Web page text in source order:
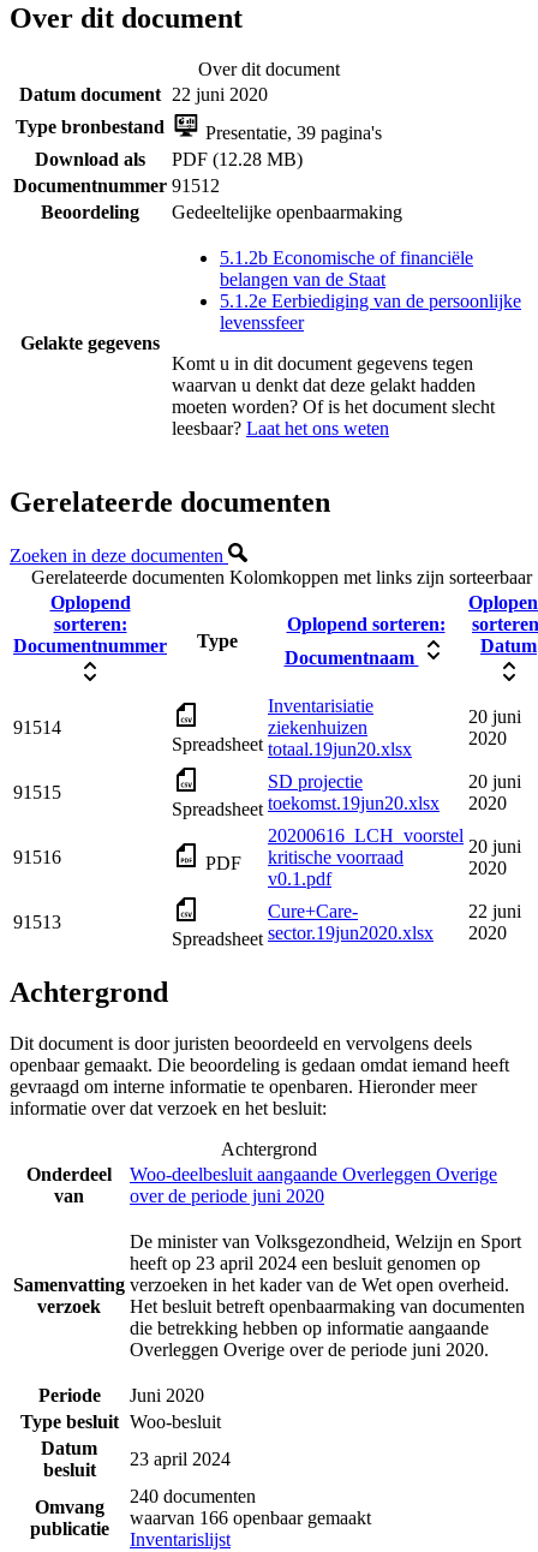
Over dit document
Over dit document
Datum document 22 juni 2020
Type bronbestand
Presentatie, 39 pagina's
Download als
PDF (12.28 MB)
Documentnummer 91512
Beoordeling
Gedeeltelijke openbaarmaking
Gelakte gegevens
5.1.2b Economische of financiële
belangen van de Staat
5.1.2e Eerbiediging van de persoonlijke
levenssfeer
Komt u in dit document gegevens tegen
waarvan u denkt dat deze gelakt hadden
moeten worden? Of is het document slecht
leesbaar? Laat het ons weten
Gerelateerde documenten
Zoeken in deze documenten
Gerelateerde documenten Kolomkoppen met links zijn sorteerbaar
Oplopend
sorteren:
Documentnummer
Type
Oplopend sorteren:
Documentnaam
Datum
91514
Spreadsheet
Inventarisiatie
ziekenhuizen
totaal.19jun20.xlsx
20 juni
2020
91515
Spreadsheet
SD projectie
toekomst.19jun20.xlsx
20 juni
2020
91516 PDF
20200616_LCH_voorstel
kritische voorraad
v0.1.pdf
20 juni
2020
91513
Spreadsheet
Cure+Care-
sector.19jun2020.xlsx
22 juni
2020
Achtergrond
Dit document is door juristen beoordeeld en vervolgens deels
openbaar gemaakt. Die beoordeling is gedaan omdat iemand heeft
gevraagd om interne informatie te openbaren. Hieronder meer
informatie over dat verzoek en het besluit:
Achtergrond
Onderdeel
van
Woo-deelbesluit aangaande Overleggen Overige
over de periode juni 2020
Samenvatting
verzoek
De minister van Volksgezondheid, Welzijn en Sport
heeft op 23 april 2024 een besluit genomen op
verzoeken in het kader van de Wet open overheid.
Het besluit betreft openbaarmaking van documenten
die betrekking hebben op informatie aangaande
Overleggen Overige over de periode juni 2020.
Periode
Juni 2020
Type besluit Woo-besluit
Datum
besluit
23 april 2024
Omvang
publicatie
240 documenten
waarvan 166 openbaar gemaakt
Inventarislijst